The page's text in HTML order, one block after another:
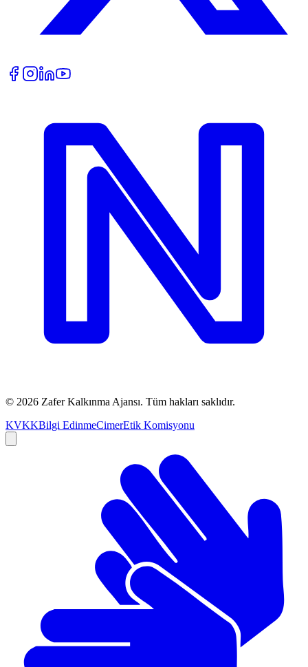
© 2026 Zafer Kalkınma Ajansı. Tüm hakları saklıdır.
KVKKBilgi EdinmeCimerEtik Komisyonu